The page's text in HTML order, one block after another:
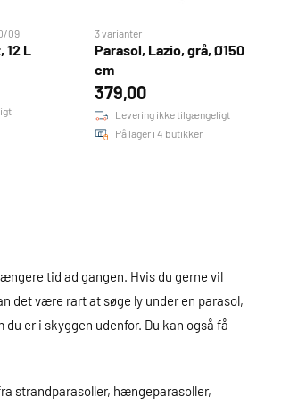
12 L
09
Parasol, Lazio, grå, Ø150
cm
3 varianter
379,00
Levering ikke tilgængeligt
På lager i 4 butikker
tid ad gangen. Hvis du gerne vil
det være rart at søge ly under en parasol,
er i skyggen udenfor. Du kan også få
strandparasoller, hængeparasoller,